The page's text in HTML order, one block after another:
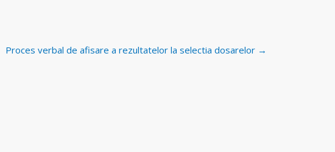
Proces verbal de afisare a rezultatelor la selectia dosarelor →